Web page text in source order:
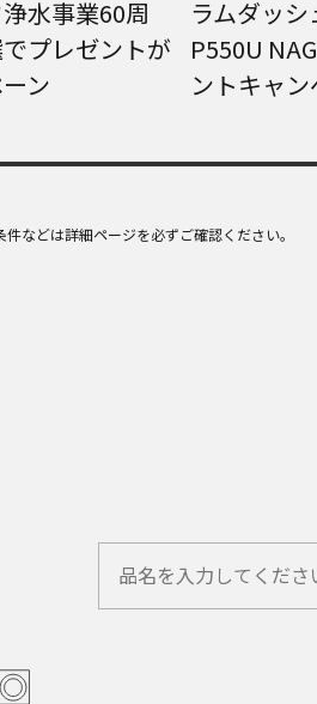
浄水事業60周
プレゼントが
ン
ラムダッシ
P550U
ントキャ
などは詳細ページを必ずご確認ください。